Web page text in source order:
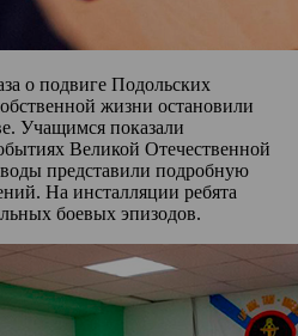
о подвиге Подольских
жизни остановили
Учащимся показали
Великой Отечественной
представили подробную
На инсталляции ребята
боевых эпизодов.